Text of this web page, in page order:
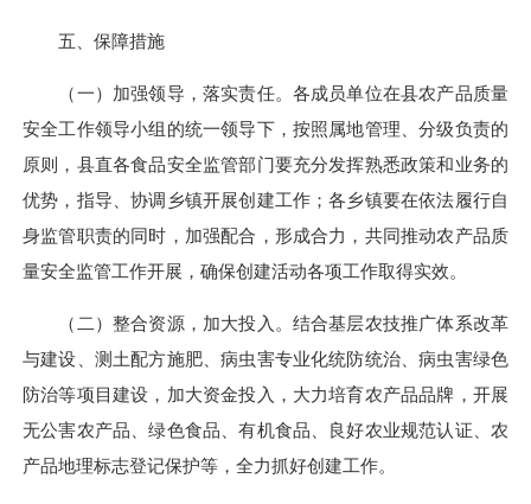
五、保障措施
（一）加强领导，落实责任。各成员单位在县农产品质量
安全工作领导小组的统一领导下， 按照属地管理、分级负责的
原则，县直各食品安全监管部门要充分发挥熟悉政策和业务的
优势，指导、协调乡镇开展创建工作；各乡镇要在依法履行自
身监管职责的同时，加强配合，形成合力，共同推动农产品质
量安全监管工作开展 ，确保创建活动各项工作取得实效。
（二）整合资源，加大投入。结合基层农技推广体系改革
与建设、测土配方施肥、病虫害专业化统防统治、病虫害绿色
防治等项目建设， 加大资金投入， 大力培育农产品品牌，开展
无公害农产品、绿色食品、有机食品、良好农业规范认证、农
产品地理标志登记保护等，全力抓好创建工作。